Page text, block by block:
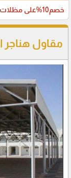
خصم10%على مظلات السيارات لاهل المدينة المنورة
مقاول هناجر